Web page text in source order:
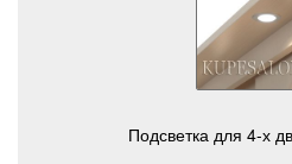
Подсветка для 4-х